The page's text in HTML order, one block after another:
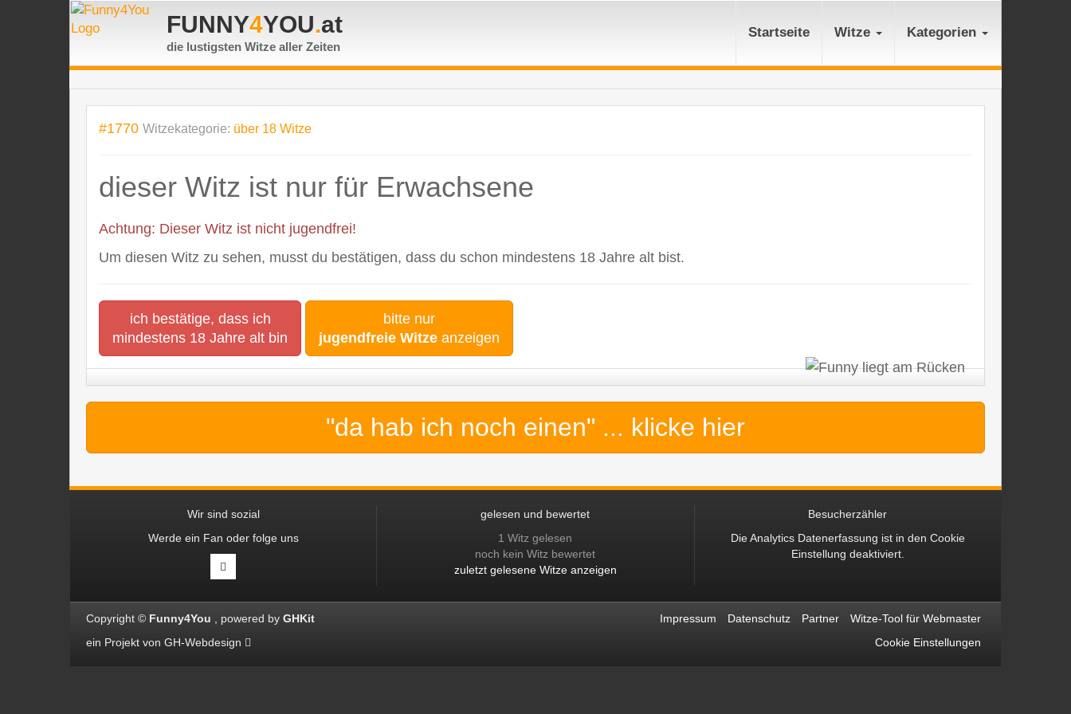
FUNNY4YOU.at
die lustigsten Witze aller Zeiten
Startseite Witze Kategorien
#1770 Witzekategorie: über 18 Witze
dieser Witz ist nur für Erwachsene
Achtung: Dieser Witz ist nicht jugendfrei!
Um diesen Witz zu sehen, musst du bestätigen, dass du schon mindestens 18 Jahre alt bist.
ich bestätige, dass ich
mindestens 18 Jahre alt bin
bitte nur
jugendfreie Witze anzeigen
"da hab ich noch einen" ... klicke hier
Wir sind sozial
Werde ein Fan oder folge uns
gelesen und bewertet
1 Witz gelesen
noch kein Witz bewertet
zuletzt gelesene Witze anzeigen
Besucherzähler
Die Analytics Datenerfassung ist in den Cookie
Einstellung deaktiviert.
Copyright © Funny4You powered by GHKit
ein Projekt von GH-Webdesign
Impressum Datenschutz Partner
Witze-Tool für Webmaster
Cookie Einstellungen